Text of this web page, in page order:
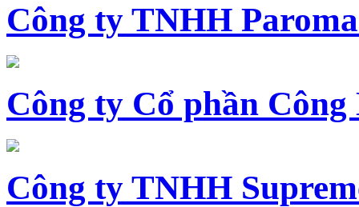
Công ty TNHH
Công ty Cổ phần Công
Công ty TNHH